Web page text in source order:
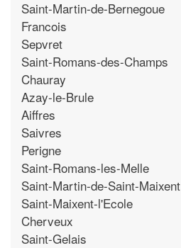
Saint-Martin-de-Bernegoue
Francois
Sepvret
Saint-Romans-des-Champs
Chauray
Azay-le-Brule
Aiffres
Saivres
Perigne
Saint-Romans-les-Melle
Saint-Martin-de-Saint-Maixent
Saint-Maixent-l'Ecole
Cherveux
Saint-Gelais